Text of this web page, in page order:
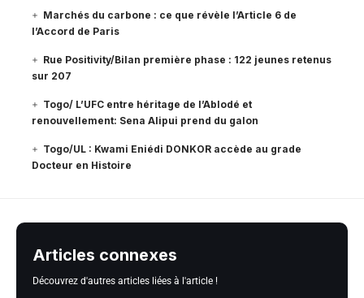
Marchés du carbone : ce que révèle l’Article 6 de
l’Accord de Paris
Rue Positivity/Bilan première phase : 122 jeunes retenus
sur 207
Togo/ L’UFC entre héritage de l’Ablodé et
renouvellement: Sena Alipui prend du galon
Togo/UL : Kwami Eniédi DONKOR accède au grade
Docteur en Histoire
Articles connexes
Découvrez d'autres articles liées à l'article !